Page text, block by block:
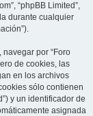
“phpBB Limited”,
durante cualquier
por “Foro
de cookies, las
en los archivos
sólo contienen
y un identificador de
asignada